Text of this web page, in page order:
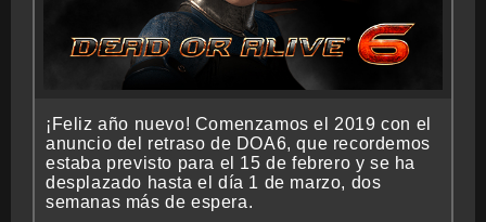
¡Feliz año nuevo! Comenzamos el 2019 con el
anuncio del retraso de DOA6, que recordemos
estaba previsto para el 15 de febrero y se ha
desplazado hasta el día 1 de marzo, dos
semanas más de espera.